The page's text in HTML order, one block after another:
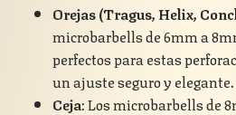
Orejas (Tragus, Helix,
microbarbells de 6mm a
perfectos para estas
un ajuste seguro y elegante.
Ceja: Los microbarbells de